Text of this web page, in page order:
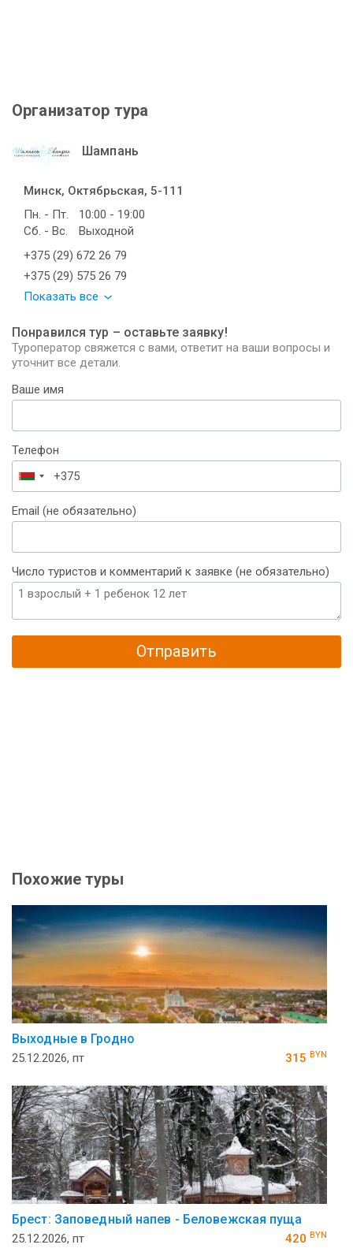
Организатор тура
Шампань
Минск, Октябрьская, 5-111
Пн. - Пт.
10:00 - 19:00
Сб. - Вс.
Выходной
+375 (29) 672 26 79
+375 (29) 575 26 79
Показать все
Понравился тур – оставьте заявку!
Туроператор свяжется с вами, ответит на ваши вопросы и
уточнит все детали.
Ваше имя
Телефон
Беларусь
+375
Email (не обязательно)
Число туристов и комментарий к заявке (не обязательно)
Отправить
Похожие туры
Выходные в Гродно
25.12.2026, пт 315 BYN
Брест: Заповедный напев - Беловежская пуща
25.12.2026, пт 420 BYN